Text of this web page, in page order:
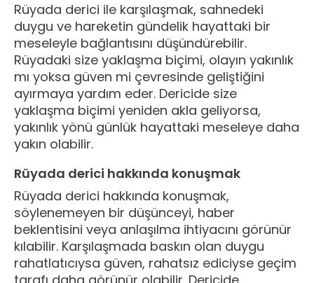
Rüyada derici ile karşılaşmak, sahnedeki
duygu ve hareketin gündelik hayattaki bir
meseleyle bağlantısını düşündürebilir.
Rüyadaki size yaklaşma biçimi, olayın yakınlık
mı yoksa güven mi çevresinde geliştiğini
ayırmaya yardım eder. Dericide size
yaklaşma biçimi yeniden akla geliyorsa,
yakınlık yönü günlük hayattaki meseleye daha
yakın olabilir.
Rüyada derici hakkında konuşmak
Rüyada derici hakkında konuşmak,
söylenemeyen bir düşünceyi, haber
beklentisini veya anlaşılma ihtiyacını görünür
kılabilir. Karşılaşmada baskın olan duygu
rahatlatıcıysa güven, rahatsız ediciyse geçim